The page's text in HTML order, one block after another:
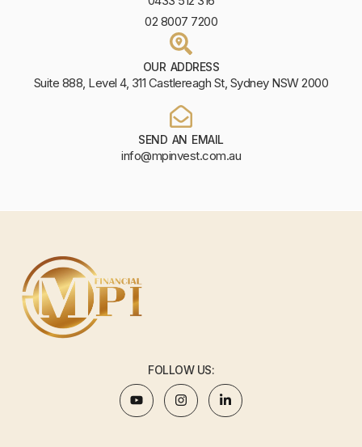
02 8007 7200
OUR ADDRESS
Suite 888, Level 4, 311 Castlereagh St, Sydney NSW 2000
SEND AN EMAIL
info@mpinvest.com.au
FOLLOW US: